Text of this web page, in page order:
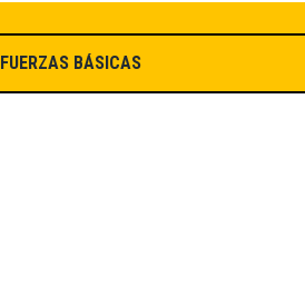
FUERZAS BÁSICAS